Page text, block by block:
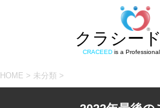
クラシー
CRACEEDis a
HOME > 未分類 >